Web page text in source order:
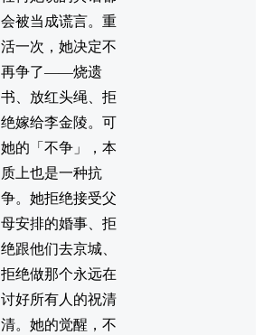
会被当成谎言。重
活一次，她决定不
再争了——烧遗
书、放红头绳、拒
绝嫁给李金陵。可
她的「不争」，本
质上也是一种抗
争。她拒绝接受父
母安排的婚事、拒
绝跟他们去京城、
拒绝做那个永远在
讨好所有人的祝清
清。她的觉醒，不